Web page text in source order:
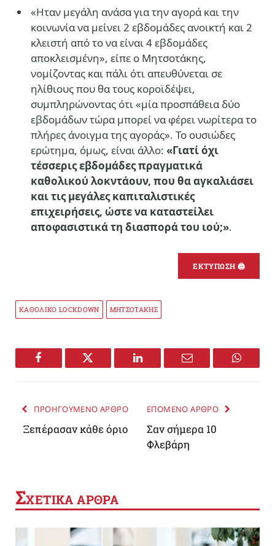
«Ηταν μεγάλη ανάσα για την αγορά και την
κοινωνία να μείνει 2 εβδομάδες ανοικτή και 2
κλειστή από το να είναι 4 εβδομάδες
αποκλεισμένη», είπε ο Μητσοτάκης,
νομίζοντας και πάλι ότι απευθύνεται σε
ηλίθιους που θα τους κοροϊδέψει,
συμπληρώνοντας ότι «μία προσπάθεια δύο
εβδομάδων τώρα μπορεί να φέρει νωρίτερα το
πλήρες άνοιγμα της αγοράς». Το ουσιώδες
ερώτημα, όμως, είναι άλλο: «Γιατί όχι
τέσσερις εβδομάδες πραγματικά
καθολικού λοκντάουν, που θα αγκαλιάσει
και τις μεγάλες καπιταλιστικές
επιχειρήσεις, ώστε να καταστείλει
αποφασιστικά τη διασπορά του ιού;».
ΕΚΤΥΠΩΣΗ 🖨
ΚΑΘΟΛΙΚΟ LOCKDOWN ΜΗΤΣΟΤΑΚΗΣ
Facebook Twitter LinkedIn Email
ΠΡΟΗΓΟΥΜΕΝΟ ΑΡΘΡΟ
Ξεπέρασαν κάθε όριο
ΕΠΟΜΕΝΟ ΑΡΘΡΟ
Σαν σήμερα 10
Φλεβάρη
ΣΧΕΤΙΚΑ ΑΡΘΡΑ